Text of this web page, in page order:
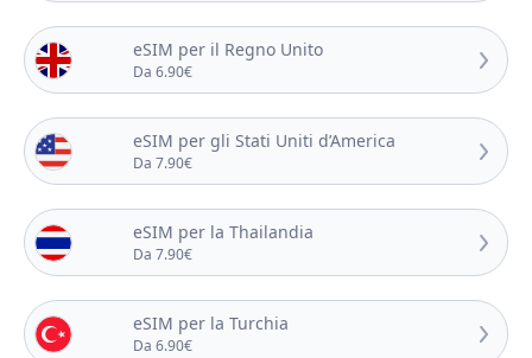
eSIM per il Regno Unito
Da 6.90€
eSIM per gli Stati Uniti d’America
Da 7.90€
eSIM per la Thailandia
Da 7.90€
eSIM per la Turchia
Da 6.90€